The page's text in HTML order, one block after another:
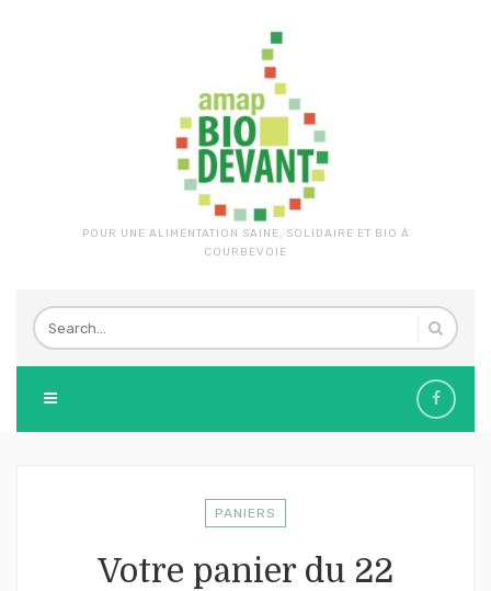
POUR UNE ALIMENTATION SAINE, SOLIDAIRE ET BIO À
COURBEVOIE
PANIERS
Votre panier du 22